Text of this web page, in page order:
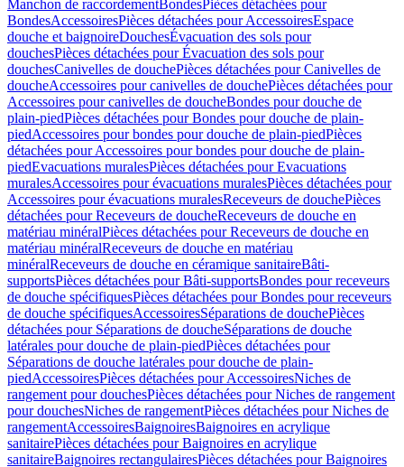
Manchon de raccordementBondesPièces détachées pour
BondesAccessoiresPièces détachées pour AccessoiresEspace
douche et baignoireDouchesÉvacuation des sols pour
douchesPièces détachées pour Évacuation des sols pour
douchesCanivelles de douchePièces détachées pour Canivelles de
doucheAccessoires pour canivelles de douchePièces détachées pour
Accessoires pour canivelles de doucheBondes pour douche de
plain-piedPièces détachées pour Bondes pour douche de plain-
piedAccessoires pour bondes pour douche de plain-piedPièces
détachées pour Accessoires pour bondes pour douche de plain-
piedEvacuations muralesPièces détachées pour Evacuations
muralesAccessoires pour évacuations muralesPièces détachées pour
Accessoires pour évacuations muralesReceveurs de douchePièces
détachées pour Receveurs de doucheReceveurs de douche en
matériau minéralPièces détachées pour Receveurs de douche en
matériau minéralReceveurs de douche en matériau
minéralReceveurs de douche en céramique sanitaireBâti-
supportsPièces détachées pour Bâti-supportsBondes pour receveurs
de douche spécifiquesPièces détachées pour Bondes pour receveurs
de douche spécifiquesAccessoiresSéparations de douchePièces
détachées pour Séparations de doucheSéparations de douche
latérales pour douche de plain-piedPièces détachées pour
Séparations de douche latérales pour douche de plain-
piedAccessoiresPièces détachées pour AccessoiresNiches de
rangement pour douchesPièces détachées pour Niches de rangement
pour douchesNiches de rangementPièces détachées pour Niches de
rangementAccessoiresBaignoiresBaignoires en acrylique
sanitairePièces détachées pour Baignoires en acrylique
sanitaireBaignoires rectangulairesPièces détachées pour Baignoires